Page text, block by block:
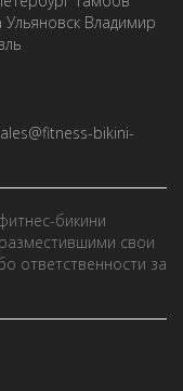
Ульяновск Владимир
bikini-
бикини
свои
ответственности за